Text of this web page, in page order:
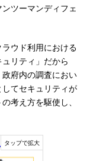
ツーマンディフェ
ウド利用における
リティ」だから
府内の調査におい
てセキュリティが
考え方を駆使し、